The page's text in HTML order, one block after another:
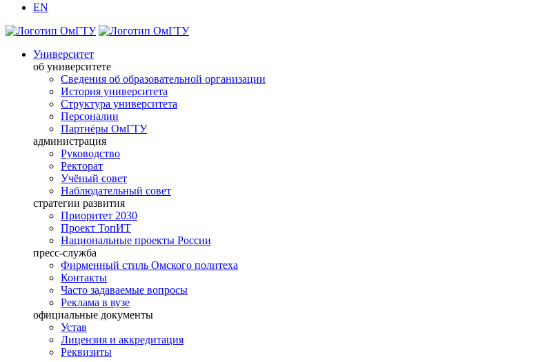
EN
Университет
об университете
Сведения об образовательной организации
История университета
Структура университета
Персоналии
Партнёры ОмГТУ
администрация
Руководство
Ректорат
Учёный совет
Наблюдательный совет
стратегии развития
Приоритет 2030
Проект ТопИТ
Национальные проекты России
пресс-служба
Фирменный стиль Омского политеха
Контакты
Часто задаваемые вопросы
Реклама в вузе
официальные документы
Устав
Лицензия и аккредитация
Реквизиты